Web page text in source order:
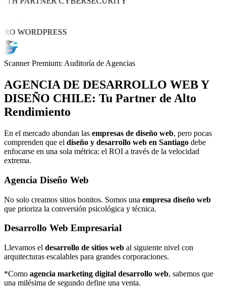
WORDPRESS
Scanner Premium: Auditoría de Agencias
AGENCIA DE DESARROLLO WEB Y
DISEÑO CHILE: Tu Partner de Alto
Rendimiento
En el mercado abundan las empresas de diseño web, pero pocas
comprenden que el diseño y desarrollo web en Santiago debe
enfocarse en una sola métrica: el ROI a través de la velocidad
extrema.
Agencia Diseño Web
No solo creamos sitios bonitos. Somos una empresa diseño web
que prioriza la conversión psicológica y técnica.
Desarrollo Web Empresarial
Llevamos el desarrollo de sitios web al siguiente nivel con
arquitecturas escalables para grandes corporaciones.
*Como agencia marketing digital desarrollo web, sabemos que
una milésima de segundo define una venta.